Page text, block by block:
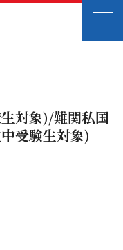
対象)/難関私国
受験生対象)